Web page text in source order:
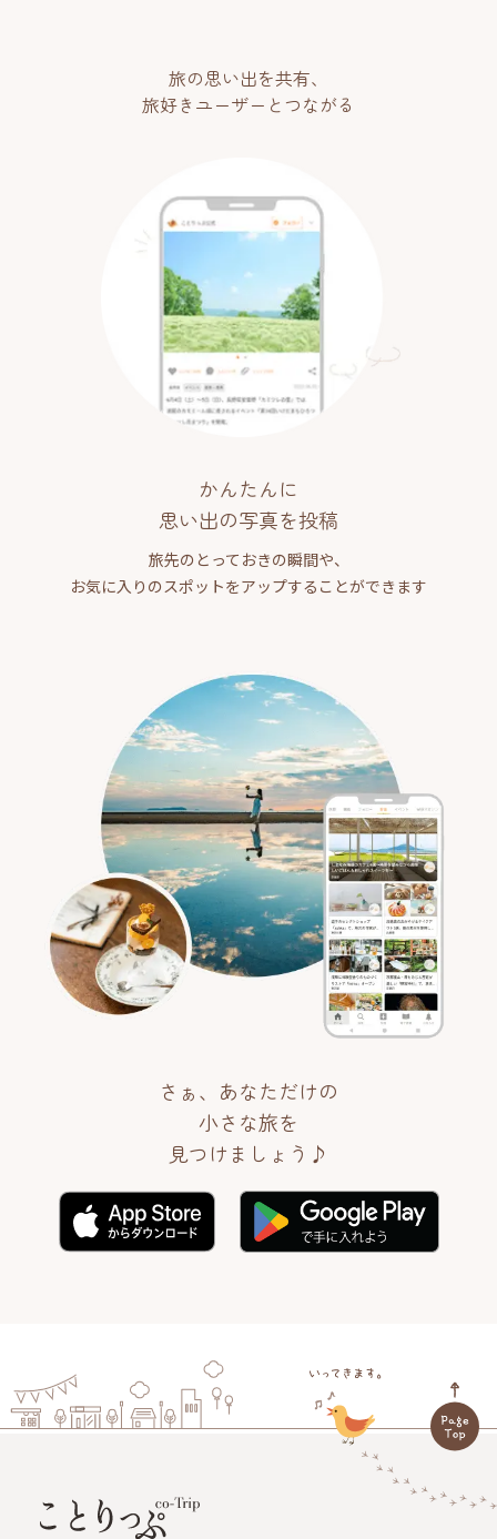
旅の思い出を共有、
旅好きユーザーとつながる
かんたんに
思い出の写真を投稿
旅先のとっておきの瞬間や、
お気に入りのスポットをアップすることができます
さぁ、あなただけの
小さな旅を
見つけましょう♪